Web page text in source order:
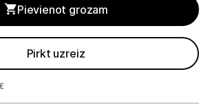
atskaņotāji
skaņas aprīkojums
Pievienot grozam
Pirkt uzreiz